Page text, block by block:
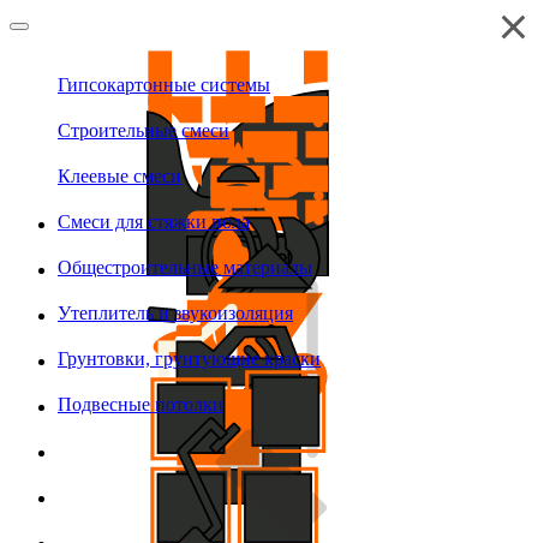
Гипсокартонные системы
Строительные смеси
Клеевые смеси
Смеси для стяжки пола
Общестроительные материалы
Утеплитель и звукоизоляция
Грунтовки, грунтующие краски
Подвесные потолки